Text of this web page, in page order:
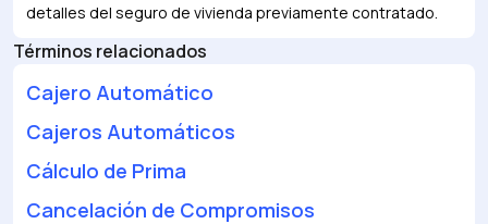
detalles del seguro de vivienda previamente contratado.
Términos relacionados
Cajero Automático
Cajeros Automáticos
Cálculo de Prima
Cancelación de Compromisos